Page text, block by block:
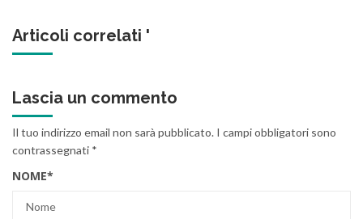
Articoli correlati '
Lascia un commento
Il tuo indirizzo email non sarà pubblicato. I campi obbligatori sono
contrassegnati *
NOME*